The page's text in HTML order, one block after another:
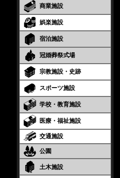
商業施設
娯楽施設
宿泊施設
冠婚葬祭式場
宗教施設・史跡
スポーツ施設
学校・教育施設
医療・福祉施設
交通施設
公園
土木施設